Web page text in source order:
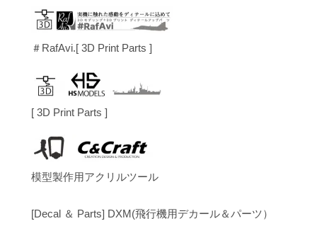
＃RafAvi.[ 3D Print Parts ]
[ 3D Print Parts ]
模型製作用アクリルツール
[Decal ＆ Parts] DXM(飛行機用デカール＆パーツ）